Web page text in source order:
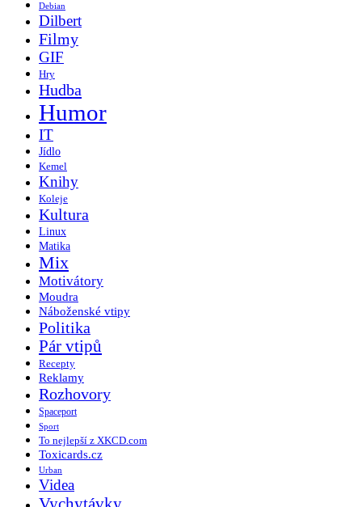
Debian
Dilbert
Filmy
GIF
Hry
Hudba
Humor
IT
Jídlo
Kemel
Knihy
Koleje
Kultura
Linux
Matika
Mix
Motivátory
Moudra
Náboženské vtipy
Politika
Pár vtipů
Recepty
Reklamy
Rozhovory
Spaceport
Sport
To nejlepší z XKCD.com
Toxicards.cz
Urban
Videa